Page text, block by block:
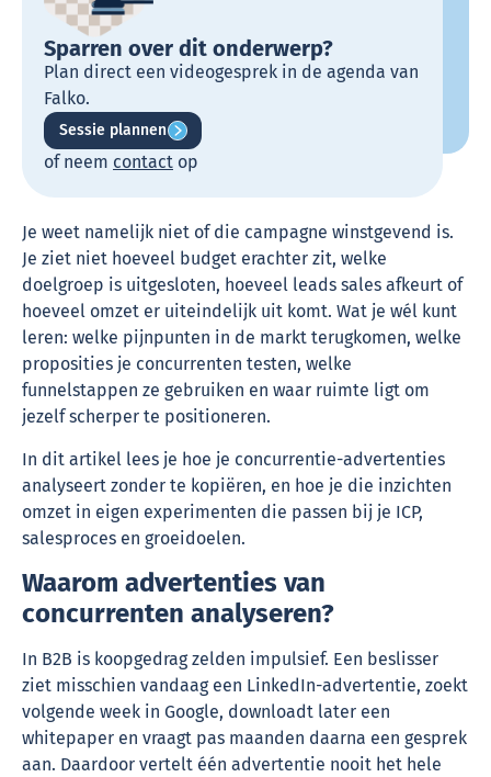
Sparren over dit onderwerp?
Plan direct een videogesprek in de agenda van
Falko.
Sessie plannen
of neem contact op
Je weet namelijk niet of die campagne winstgevend is.
Je ziet niet hoeveel budget erachter zit, welke
doelgroep is uitgesloten, hoeveel leads sales afkeurt of
hoeveel omzet er uiteindelijk uit komt. Wat je wél kunt
leren: welke pijnpunten in de markt terugkomen, welke
proposities je concurrenten testen, welke
funnelstappen ze gebruiken en waar ruimte ligt om
jezelf scherper te positioneren.
In dit artikel lees je hoe je concurrentie-advertenties
analyseert zonder te kopiëren, en hoe je die inzichten
omzet in eigen experimenten die passen bij je ICP,
salesproces en groeidoelen.
Waarom advertenties van
concurrenten analyseren?
In B2B is koopgedrag zelden impulsief. Een beslisser
ziet misschien vandaag een LinkedIn-advertentie, zoekt
volgende week in Google, downloadt later een
whitepaper en vraagt pas maanden daarna een gesprek
aan. Daardoor vertelt één advertentie nooit het hele